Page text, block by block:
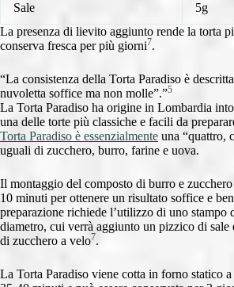
Sale
5g
La presenza di lievito aggiunto rende la torta
conserva fresca per più giorni7.
“La consistenza della Torta Paradiso è
nuvoletta soffice ma non molle”.”5
La Torta Paradiso ha origine in Lombardia
una delle torte più classiche e facili da
Torta Paradiso è essenzialmente una “quattro,
uguali di zucchero, burro, farine e uova.
Il montaggio del composto di burro e
10 minuti per ottenere un risultato soffice e
preparazione richiede l’utilizzo di uno stampo
diametro, cui verrà aggiunto un pizzico di sale
di zucchero a velo7.
La Torta Paradiso viene cotta in forno statico